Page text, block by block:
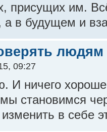
присущих им.
в будущем и
людям
09:27
ничего
становимся
в себе